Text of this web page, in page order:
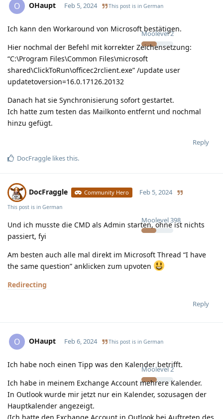
O OHaupt
Moolevel2
Feb 5, 2024 This post is in German
Ich kann den Workaround von Microsoft bestätigen.
Hier nochmal der Befehl mit korrekter Zeichensetzung:
“C:\Program Files\Common Files\microsoft
shared\ClickToRun\officec2rclient.exe” /update user
updatetoversion=16.0.17126.20132
Danach hat sie Synchronisierung sofort gestartet.
Ich hatte zum testen das Mailkonto entfernt und nochmal
hinzu gefügt.
Reply
DocFraggle likes this.
DocFraggle Community Hero
Moolevel398
Feb 5, 2024
This post is in German
Und ich musste die CMD als Admin starten, ohne ist nichts
passiert, fyi
Am besten auch alle mal direkt im Microsoft Thread “I have
the same question” anklicken zum upvoten
Redirecting
Reply
O OHaupt
Moolevel2
Feb 6, 2024 This post is in German
Ich habe noch einen Tipp was den Kalender betrifft.
Ich habe in meinem Exchange Account mehrere Kalender.
In Outlook wurde mir jetzt nur ein Kalender, sozusagen der
Hauptkalender angezeigt.